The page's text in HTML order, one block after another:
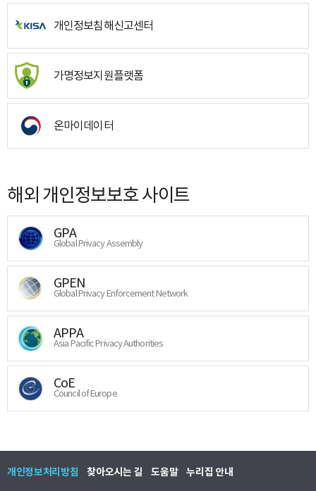
개인정보침해신고센터
가명정보지원플랫폼
온마이데이터
해외 개인정보보호 사이트
GPA
Global Privacy Assembly
GPEN
Global Privacy Enforcement Network
APPA
Asia Pacific Privacy Authorities
CoE
Council of Europe
개인정보처리방침 찾아오시는 길 도움말 누리집 안내